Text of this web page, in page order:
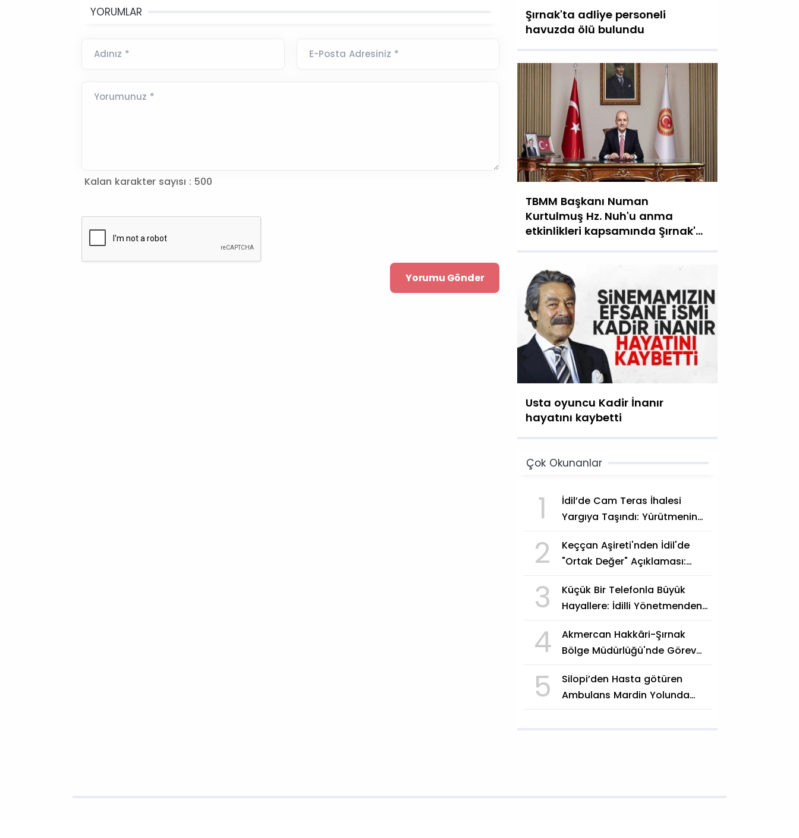
YORUMLAR
Adınız * E-Posta Adresiniz *
Kalan karakter sayısı : 500
Yorumunuz *
Şırnak'ta adliye personeli
havuzda ölü bulundu
TBMM Başkanı Numan
Kurtulmuş Hz. Nuh'u anma
etkinlikleri kapsamında Şırnak'a
Usta oyuncu Kadir İnanır
hayatını kaybetti
Çok Okunanlar
1
İdil’de Cam Teras İhalesi
Yargıya Taşındı: Yürütmenin
2
Keççan Aşireti'nden İdil'de
"Ortak Değer" Açıklaması:
Göstergesi"
3
Küçük Bir Telefonla Büyük
Hayallere: İdilli Yönetmenden
4
Akmercan Hakkâri-Şırnak
Bölge Müdürlüğü'nde Görev
5
Silopi’den Hasta götüren
Ambulans Mardin Yolunda